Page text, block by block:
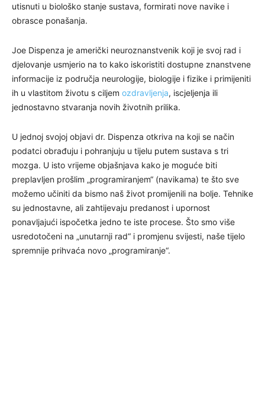
utisnuti u biološko stanje sustava, formirati nove navike i
obrasce ponašanja.
Joe Dispenza je američki neuroznanstvenik koji je svoj rad i
djelovanje usmjerio na to kako iskoristiti dostupne znanstvene
informacije iz područja neurologije, biologije i fizike i primijeniti
ih u vlastitom životu s ciljem ozdravljenja, iscjeljenja ili
jednostavno stvaranja novih životnih prilika.
U jednoj svojoj objavi dr. Dispenza otkriva na koji se način
podatci obrađuju i pohranjuju u tijelu putem sustava s tri
mozga. U isto vrijeme objašnjava kako je moguće biti
preplavljen prošlim „programiranjem“ (navikama) te što sve
možemo učiniti da bismo naš život promijenili na bolje. Tehnike
su jednostavne, ali zahtijevaju predanost i upornost
ponavljajući ispočetka jedno te iste procese. Što smo više
usredotočeni na „unutarnji rad“ i promjenu svijesti, naše tijelo
spremnije prihvaća novo „programiranje“.